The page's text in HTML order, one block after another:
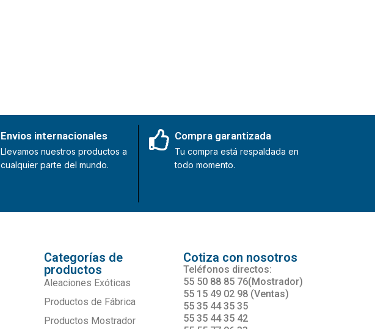
Envios internacionales
Llevamos nuestros productos a
cualquier parte del mundo.
Compra garantizada
Tu compra está respaldada en
todo momento.
Categorías de
productos
Aleaciones Exóticas
Productos de Fábrica
Productos Mostrador
Cotiza con nosotros
Teléfonos directos:
55 50 88 85 76(Mostrador)
55 15 49 02 98 (Ventas)
55 35 44 35 35
55 35 44 35 42